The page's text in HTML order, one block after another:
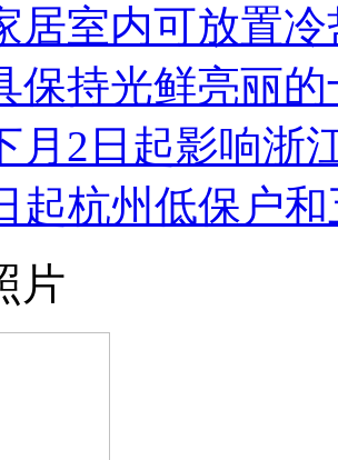
居室内可放置
保持光鲜亮丽
月2日起影响浙
起杭州低保户
片